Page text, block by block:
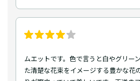
ムエットです。色で言うと白やグリー
た清楚な花束をイメージする豊かな花